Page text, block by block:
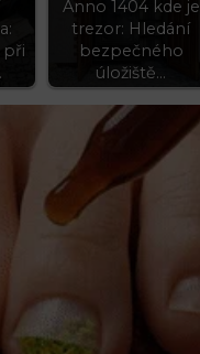
při
Anno 1404 kde je
trezor: Hledání
bezpečného
úložiště…